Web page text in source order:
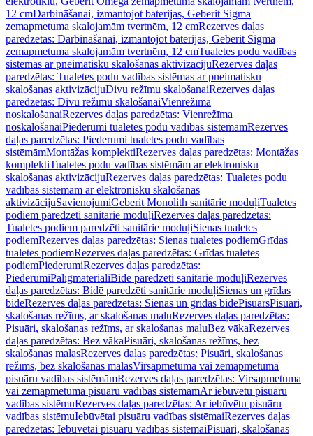
12 cmDarbināšanai, izmantojot baterijas, Geberit Sigma
zemapmetuma skalojamām tvertnēm, 12 cmRezerves daļas
paredzētas: Darbināšanai, izmantojot baterijas, Geberit Sigma
zemapmetuma skalojamām tvertnēm, 12 cmTualetes podu vadības
sistēmas ar pneimatisku skalošanas aktivizācijuRezerves daļas
paredzētas: Tualetes podu vadības sistēmas ar pneimatisku
skalošanas aktivizācijuDivu režīmu skalošanaiRezerves daļas
paredzētas: Divu režīmu skalošanaiVienrežīma
noskalošanaiRezerves daļas paredzētas: Vienrežīma
noskalošanaiPiederumi tualetes podu vadības sistēmāmRezerves
daļas paredzētas: Piederumi tualetes podu vadības
sistēmāmMontāžas komplektiRezerves daļas paredzētas: Montāžas
komplektiTualetes podu vadības sistēmām ar elektronisku
skalošanas aktivizācijuRezerves daļas paredzētas: Tualetes podu
vadības sistēmām ar elektronisku skalošanas
aktivizācijuSavienojumiGeberit Monolith sanitārie moduļiTualetes
podiem paredzēti sanitārie moduļiRezerves daļas paredzētas:
Tualetes podiem paredzēti sanitārie moduļiSienas tualetes
podiemRezerves daļas paredzētas: Sienas tualetes podiemGrīdas
tualetes podiemRezerves daļas paredzētas: Grīdas tualetes
podiemPiederumiRezerves daļas paredzētas:
PiederumiPalīgmateriāliBidē paredzēti sanitārie moduļiRezerves
daļas paredzētas: Bidē paredzēti sanitārie moduļiSienas un grīdas
bidēRezerves daļas paredzētas: Sienas un grīdas bidēPisuārsPisuāri,
skalošanas režīms, ar skalošanas maluRezerves daļas paredzētas:
Pisuāri, skalošanas režīms, ar skalošanas maluBez vākaRezerves
daļas paredzētas: Bez vākaPisuāri, skalošanas režīms, bez
skalošanas malasRezerves daļas paredzētas: Pisuāri, skalošanas
režīms, bez skalošanas malasVirsapmetuma vai zemapmetuma
pisuāru vadības sistēmāmRezerves daļas paredzētas: Virsapmetuma
vai zemapmetuma pisuāru vadības sistēmāmAr iebūvētu pisuāru
vadības sistēmuRezerves daļas paredzētas: Ar iebūvētu pisuāru
vadības sistēmuIebūvētai pisuāru vadības sistēmaiRezerves daļas
paredzētas: Iebūvētai pisuāru vadības sistēmaiPisuāri, skalošanas